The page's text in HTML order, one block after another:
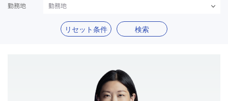
勤務地 勤務地
リセット条件 検索